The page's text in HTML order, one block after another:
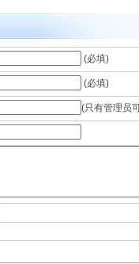
(必填)
(必填)
(只有管理员